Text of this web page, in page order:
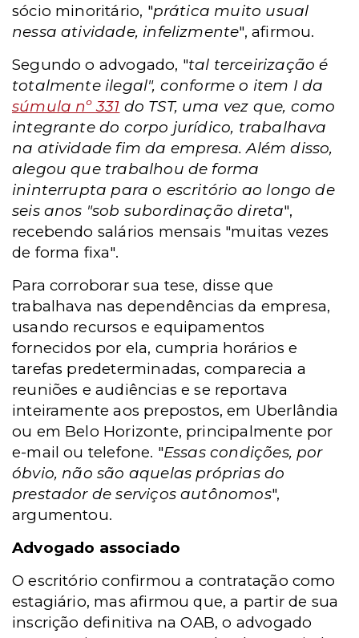
sócio minoritário, "prática muito usual
nessa atividade, infelizmente", afirmou.
Segundo o advogado, "tal terceirização é
totalmente ilegal", conforme o item I da
súmula nº 331 do TST, uma vez que, como
integrante do corpo jurídico, trabalhava
na atividade fim da empresa. Além disso,
alegou que trabalhou de forma
ininterrupta para o escritório ao longo de
seis anos "sob subordinação direta",
recebendo salários mensais "muitas vezes
de forma fixa".
Para corroborar sua tese, disse que
trabalhava nas dependências da empresa,
usando recursos e equipamentos
fornecidos por ela, cumpria horários e
tarefas predeterminadas, comparecia a
reuniões e audiências e se reportava
inteiramente aos prepostos, em Uberlândia
ou em Belo Horizonte, principalmente por
e-mail ou telefone. "Essas condições, por
óbvio, não são aquelas próprias do
prestador de serviços autônomos",
argumentou.
Advogado associado
O escritório confirmou a contratação como
estagiário, mas afirmou que, a partir de sua
inscrição definitiva na OAB, o advogado